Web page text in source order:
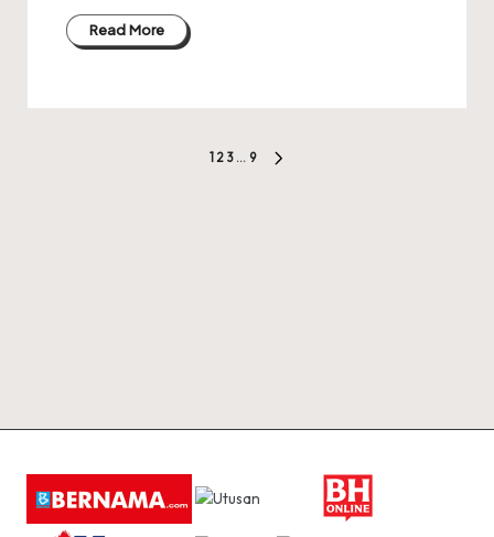
Read More
1 2 3 … 9